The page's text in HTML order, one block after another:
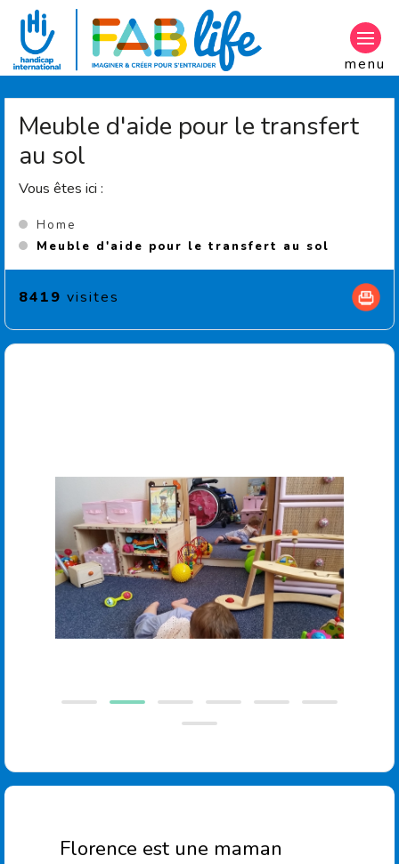
Aller au contenu principal
menu
Meuble d'aide pour le transfert
au sol
Vous êtes ici :
Home
Meuble d'aide pour le transfert au sol
8419 visites
Florence est une maman